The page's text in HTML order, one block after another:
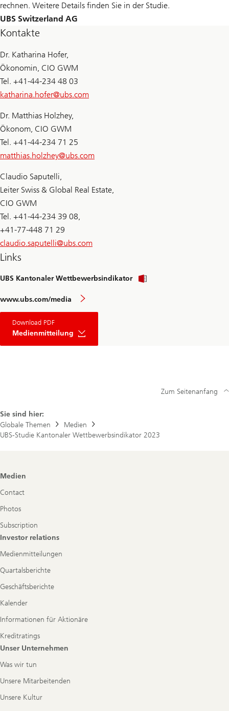
rechnen. Weitere Details finden Sie in der Studie.
UBS Switzerland AG
Kontakte
Dr. Katharina Hofer,
Ökonomin, CIO GWM
Tel. +41-44-234 48 03
katharina.hofer@ubs.com
Dr. Matthias Holzhey,
Ökonom, CIO GWM
Tel. +41-44-234 71 25
matthias.holzhey@ubs.com
Claudio Saputelli,
Leiter Swiss & Global Real Estate,
CIO GWM
Tel. +41-44-234 39 08,
+41-77-448 71 29
claudio.saputelli@ubs.com
Links
UBS Kantonaler Wettbewerbsindikator
www.ubs.com/media
Download PDF
Medienmitteilung
Sie sind hier:
Globale Themen
Medien
UBS-Studie Kantonaler Wettbewerbsindikator 2023
Zum Seitenanfang
Footer
Medien
Contact
Photos
Subscription
Investor relations
Medienmitteilungen
Quartalsberichte
Geschäftsberichte
Kalender
Informationen für Aktionäre
Kreditratings
Unser Unternehmen
Was wir tun
Unsere Mitarbeitenden
Unsere Kultur